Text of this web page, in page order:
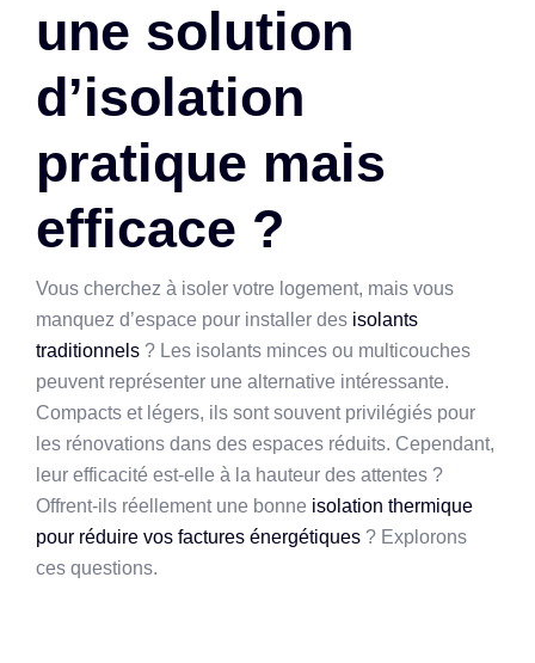
une solution
d’isolation
pratique mais
efficace ?
Vous cherchez à isoler votre logement, mais vous
manquez d’espace pour installer des isolants
traditionnels ? Les isolants minces ou multicouches
peuvent représenter une alternative intéressante.
Compacts et légers, ils sont souvent privilégiés pour
les rénovations dans des espaces réduits. Cependant,
leur efficacité est-elle à la hauteur des attentes ?
Offrent-ils réellement une bonne isolation thermique
pour réduire vos factures énergétiques ? Explorons
ces questions.